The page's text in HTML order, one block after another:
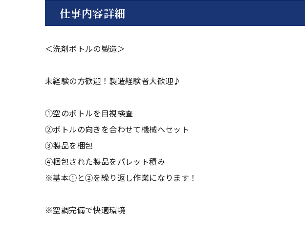
仕事内容詳細
＜洗剤ボトルの製造＞
未経験の方歓迎！製造経験者大歓迎♪
①空のボトルを目視検査
②ボトルの向きを合わせて機械へセット
③製品を梱包
④梱包された製品をパレット積み
※基本①と②を繰り返し作業になります！
※空調完備で快適環境